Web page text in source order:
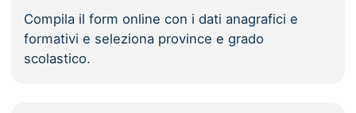
Compila il form online con i dati anagrafici e
formativi e seleziona province e grado
scolastico.